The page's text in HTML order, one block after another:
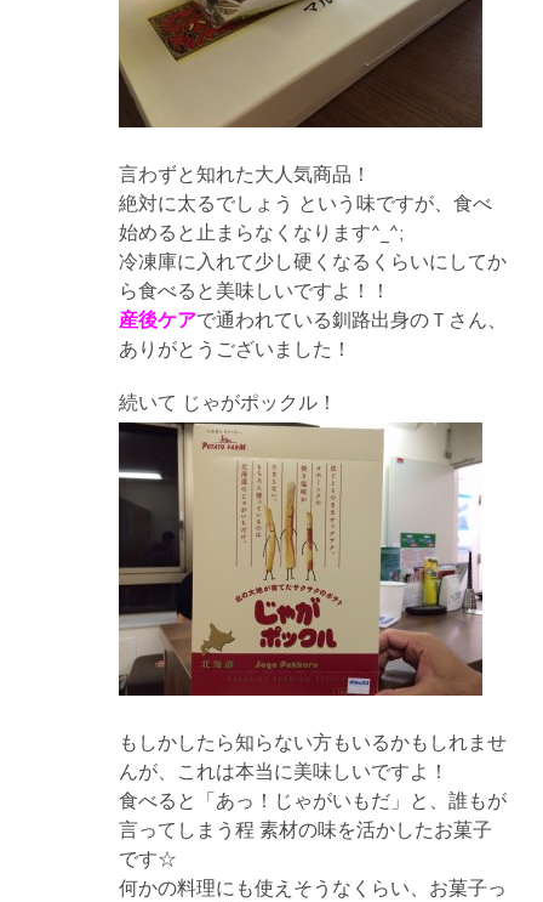
言わずと知れた大人気商品！
絶対に太るでしょう という味ですが、食べ
始めると止まらなくなります^_^;
冷凍庫に入れて少し硬くなるくらいにしてか
ら食べると美味しいですよ！！
産後ケアで通われている釧路出身のＴさん、
ありがとうございました！
続いて じゃがポックル！
もしかしたら知らない方もいるかもしれませ
んが、これは本当に美味しいですよ！
食べると「あっ！じゃがいもだ」と、誰もが
言ってしまう程 素材の味を活かしたお菓子
です☆
何かの料理にも使えそうなくらい、お菓子っ